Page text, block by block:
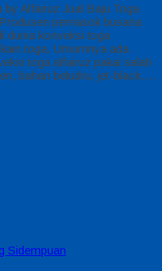
Alfairuz Jual Baju Toga
pemasok busana
dunia konveksi toga
toga. Umumnya ada
toga alfairuz pakai salah
bahan beludru, jet-black….
Sidempuan